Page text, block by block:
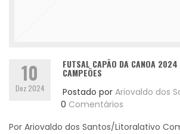
10
Dez 2024
FUTSAL CAPÃO DA CANOA
CAMPEÕES
Postado por Ariovaldo dos
0 Comentários
Por Ariovaldo dos Santos/Litoralativo